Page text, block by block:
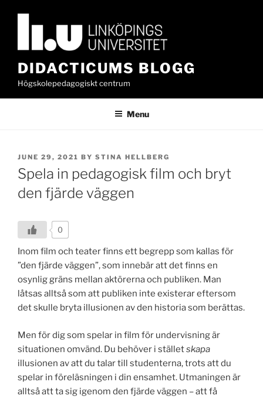
DIDACTICUMS BLOGG
Högskolepedagogiskt centrum
Menu
POSTED
ON
JUNE 29, 2021 BY STINA HELLBERG
Spela in pedagogisk film och bryt
den fjärde väggen
0
Inom film och teater finns ett begrepp som kallas för
”den fjärde väggen”, som innebär att det finns en
osynlig gräns mellan aktörerna och publiken. Man
låtsas alltså som att publiken inte existerar eftersom
det skulle bryta illusionen av den historia som berättas.
Men för dig som spelar in film för undervisning är
situationen omvänd. Du behöver i ställetskapa
illusionen av att du talar till studenterna, trots att du
spelar in föreläsningen i din ensamhet. Utmaningen är
alltså att ta sig igenom den fjärde väggen – att få